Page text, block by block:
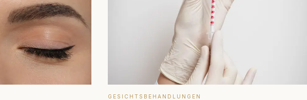
GESICHTSBEHANDLUNGEN